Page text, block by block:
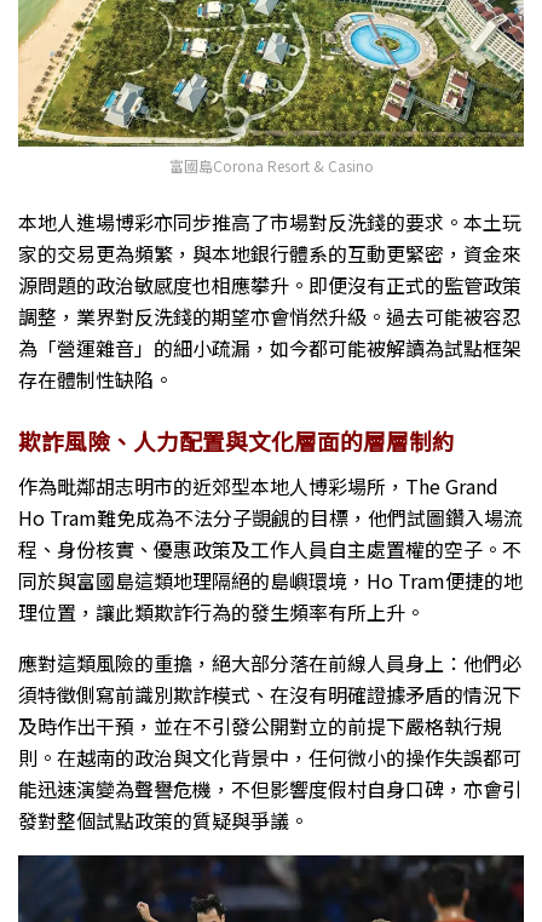
富國島Corona Resort & Casino
本地人進場博彩亦同步推高了市場對反洗錢的要求。本土玩
家的交易更為頻繁，與本地銀行體系的互動更緊密，資金來
源問題的政治敏感度也相應攀升。即便沒有正式的監管政策
調整，業界對反洗錢的期望亦會悄然升級。過去可能被容忍
為「營運雜音」的細小疏漏，如今都可能被解讀為試點框架
存在體制性缺陷。
欺詐風險、人力配置與文化層面的層層制約
作為毗鄰胡志明市的近郊型本地人博彩場所，The Grand
Ho Tram難免成為不法分子覬覦的目標，他們試圖鑽入場流
程、身份核實、優惠政策及工作人員自主處置權的空子。不
同於與富國島這類地理隔絕的島嶼環境，Ho Tram便捷的地
理位置，讓此類欺詐行為的發生頻率有所上升。
應對這類風險的重擔，絕大部分落在前線人員身上：他們必
須特徵側寫前識別欺詐模式、在沒有明確證據矛盾的情況下
及時作出干預，並在不引發公開對立的前提下嚴格執行規
則。在越南的政治與文化背景中，任何微小的操作失誤都可
能迅速演變為聲譽危機，不但影響度假村自身口碑，亦會引
發對整個試點政策的質疑與爭議。